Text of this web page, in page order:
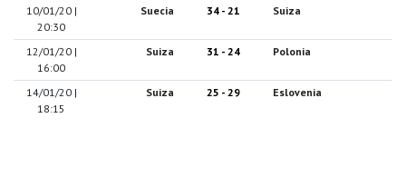
10/01/20 |
20:30
Suecia 34 - 21 Suiza
12/01/20 |
16:00
Suiza 31 - 24 Polonia
14/01/20 |
18:15
Suiza 25 - 29 Eslovenia